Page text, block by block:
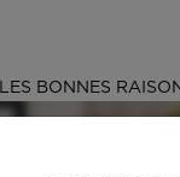
LES BONNES